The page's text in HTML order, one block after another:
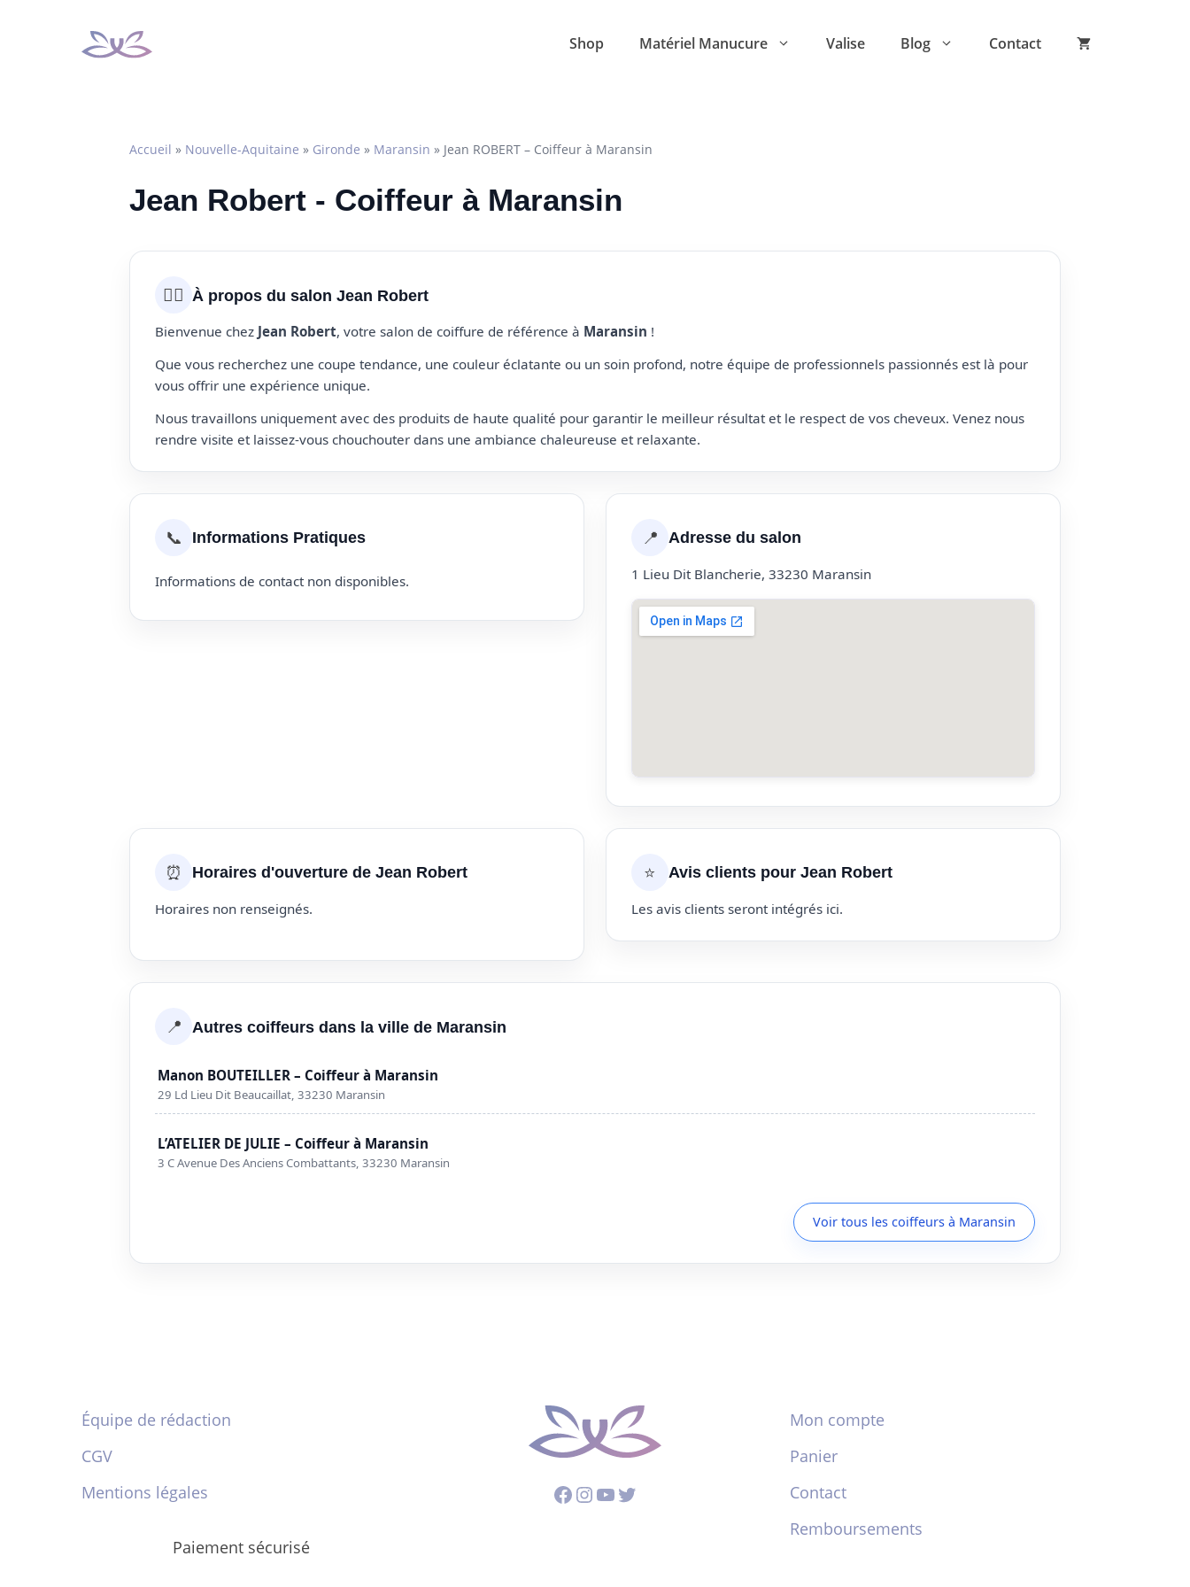
Shop Matériel Manucure Valise Blog Contact
Accueil » Nouvelle-Aquitaine » Gironde » Maransin » Jean ROBERT – Coiffeur à Maransin
Jean Robert - Coiffeur à Maransin
💇‍♀️ À propos du salon Jean Robert
Bienvenue chez Jean Robert, votre salon de coiffure de référence à Maransin !
Que vous recherchez une coupe tendance, une couleur éclatante ou un soin profond, notre équipe de professionnels passionnés est là pour
vous offrir une expérience unique.
Nous travaillons uniquement avec des produits de haute qualité pour garantir le meilleur résultat et le respect de vos cheveux. Venez nous
rendre visite et laissez-vous chouchouter dans une ambiance chaleureuse et relaxante.
📞 Informations Pratiques
Informations de contact non disponibles.
📍 Adresse du salon
1 Lieu Dit Blancherie, 33230 Maransin
⏰ Horaires d'ouverture de Jean Robert
Horaires non renseignés.
⭐ Avis clients pour Jean Robert
Les avis clients seront intégrés ici.
📍 Autres coiffeurs dans la ville de Maransin
Manon BOUTEILLER – Coiffeur à Maransin
29 Ld Lieu Dit Beaucaillat, 33230 Maransin
L’ATELIER DE JULIE – Coiffeur à Maransin
3 C Avenue Des Anciens Combattants, 33230 Maransin
Voir tous les coiffeurs à Maransin
Équipe de rédaction
CGV
Mentions légales
Paiement sécurisé
Facebook
Instagram
YouTube
Twitter
Mon compte
Panier
Contact
Remboursements